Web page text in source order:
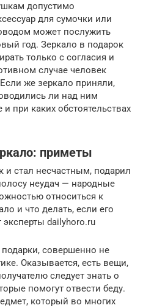
допустимо
для сумочки или
может послужить
год. Зеркало в подарок
только с согласия и
случае человек
же зеркало приняли,
ли над ним
при каких обстоятельствах
приметы
и стал несчастным, подарил
неудач — народные
относиться к
и что делать, если его
dailyhoro.ru
совершенно не
Оказывается, есть вещи,
следует знать о
помогут отвести беду.
который во многих